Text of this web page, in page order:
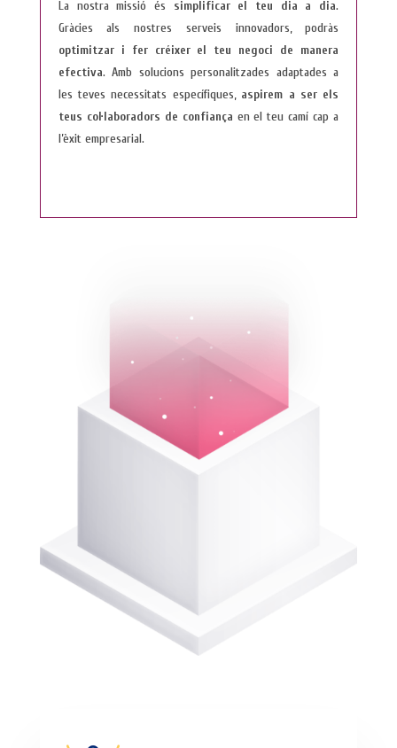
La nostra missió és simplificar el teu dia a dia.
Gràcies als nostres serveis innovadors, podràs
optimitzar i fer créixer el teu negoci de manera
efectiva. Amb solucions personalitzades adaptades a
les teves necessitats específiques, aspirem a ser els
teus col·laboradors de confiança en el teu camí cap a
l’èxit empresarial.